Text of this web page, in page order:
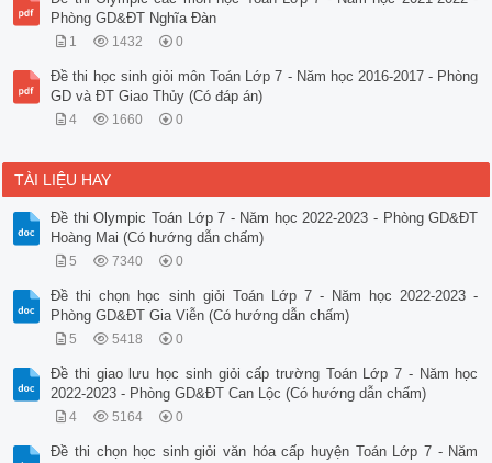
Phòng GD&ĐT Nghĩa Đàn
1 1432 0
Đề thi học sinh giỏi môn Toán Lớp 7 - Năm học 2016-2017 - Phòng
GD và ĐT Giao Thủy (Có đáp án)
4 1660 0
TÀI LIỆU HAY
Đề thi Olympic Toán Lớp 7 - Năm học 2022-2023 - Phòng GD&ĐT
Hoàng Mai (Có hướng dẫn chấm)
5 7340 0
Đề thi chọn học sinh giỏi Toán Lớp 7 - Năm học 2022-2023 -
Phòng GD&ĐT Gia Viễn (Có hướng dẫn chấm)
5 5418 0
Đề thi giao lưu học sinh giỏi cấp trường Toán Lớp 7 - Năm học
2022-2023 - Phòng GD&ĐT Can Lộc (Có hướng dẫn chấm)
4 5164 0
Đề thi chọn học sinh giỏi văn hóa cấp huyện Toán Lớp 7 - Năm